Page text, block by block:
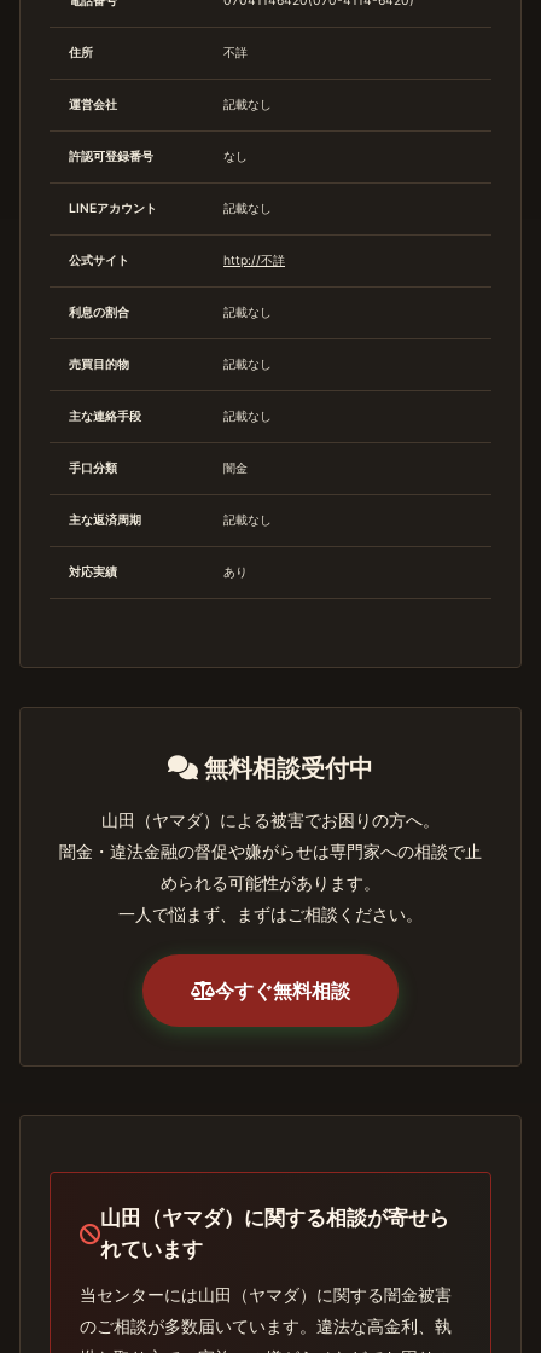
住所 不詳
運営会社 記載なし
許認可登録番号 なし
LINEアカウント 記載なし
公式サイト http://不詳
利息の割合 記載なし
売買目的物 記載なし
主な連絡手段 記載なし
手口分類 闇金
主な返済周期 記載なし
対応実績 あり
無料相談受付中
山田（ヤマダ）による被害でお困りの方へ。
闇金・違法金融の督促や嫌がらせは専門家への相談で止
められる可能性があります。
一人で悩まず、まずはご相談ください。
今すぐ無料相談
山田（ヤマダ）に関する相談が寄せら
れています
当センターには山田（ヤマダ）に関する闇金被害
のご相談が多数届いています。違法な高金利、執